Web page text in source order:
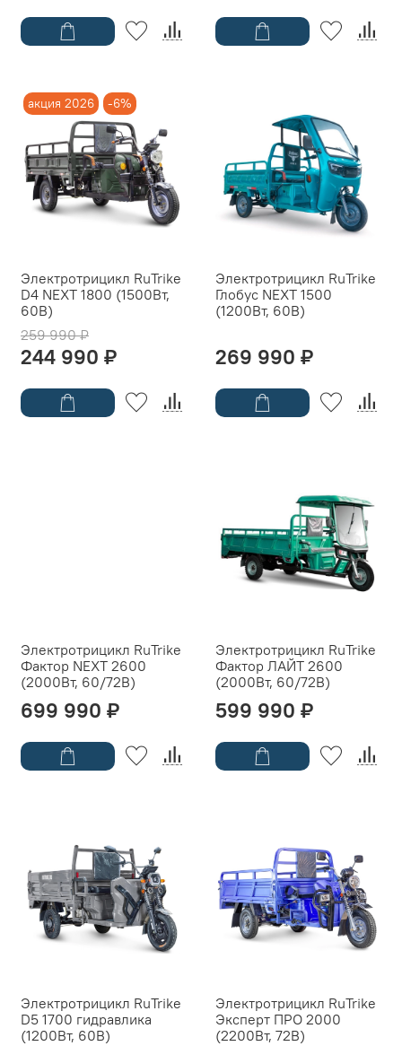
акция 2026 -6%
Электротрицикл RuTrike
D4 NEXT 1800 (1500Вт,
60B)
259 990 ₽
244 990 ₽
Электротрицикл RuTrike
Глобус NEXT 1500
(1200Вт, 60B)
269 990 ₽
Электротрицикл RuTrike
Фактор NEXT 2600
(2000Вт, 60/72B)
699 990 ₽
Электротрицикл RuTrike
Фактор ЛАЙТ 2600
(2000Вт, 60/72B)
599 990 ₽
Электротрицикл RuTrike
D5 1700 гидравлика
(1200Вт, 60B)
Электротрицикл RuTrike
Эксперт ПРО 2000
(2200Вт, 72B)